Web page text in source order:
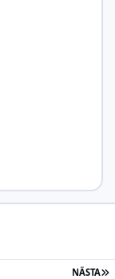
NÄSTA